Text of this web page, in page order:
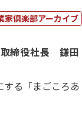
家倶楽部アーカイブ
締役社長 鎌田
る「まごころあ